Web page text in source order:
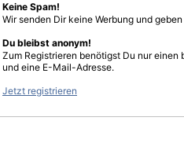
Keine Spam!
Wir senden Dir keine Werbung und
Du bleibst anonym!
Zum Registrieren benötigst Du nur einen
und eine E-Mail-Adresse.
Jetzt registrieren